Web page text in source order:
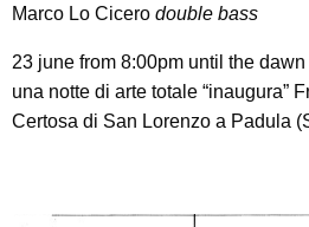
Marco Lo Cicero double bass
23 june from 8:00pm until the
una notte di arte totale “inaugura”
Certosa di San Lorenzo a Padula